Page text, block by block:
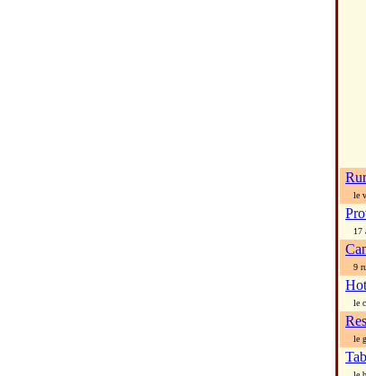
le
17
9
le
le